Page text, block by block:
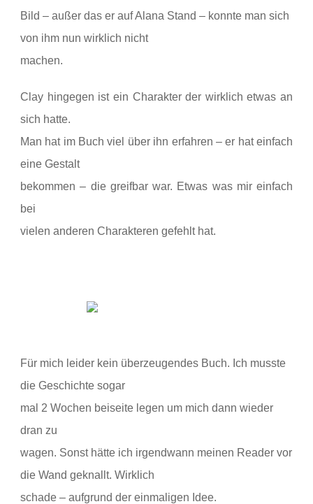
Bild – außer das er auf Alana Stand – konnte man sich
von ihm nun wirklich nicht
machen.
Clay hingegen ist ein Charakter der wirklich etwas an
sich hatte.
Man hat im Buch viel über ihn erfahren – er hat einfach
eine Gestalt
bekommen – die greifbar war. Etwas was mir einfach
bei
vielen anderen Charakteren gefehlt hat.
Für mich leider kein überzeugendes Buch. Ich musste
die Geschichte sogar
mal 2 Wochen beiseite legen um mich dann wieder
dran zu
wagen. Sonst hätte ich irgendwann meinen Reader vor
die Wand geknallt. Wirklich
schade – aufgrund der einmaligen Idee.